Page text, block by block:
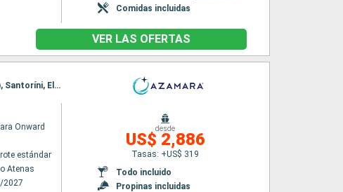
Comidas incluidas
VER LAS OFERTAS
Itinerario : El Pireo Atenas, Syros, Patmos, Marmaris, Rodas, Agios Nikolaus (Crete), Santoríni, El Pireo Atenas
Onward
estándar
Atenas
2027
desde
US$ 2,886
Tasas: +US$ 319
Todo incluido
Propinas incluidas